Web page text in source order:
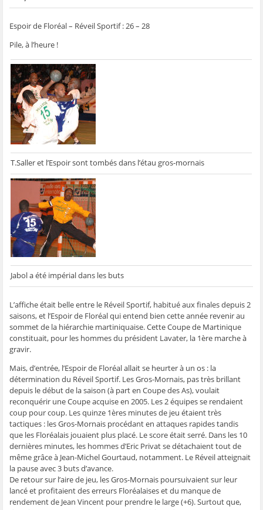
Espoir de Floréal – Réveil Sportif : 26 – 28
Pile, à l’heure !
T.Saller et l’Espoir sont tombés dans l’étau gros-mornais
Jabol a été impérial dans les buts
L’affiche était belle entre le Réveil Sportif, habitué aux finales depuis 2
saisons, et l’Espoir de Floréal qui entend bien cette année revenir au
sommet de la hiérarchie martiniquaise. Cette Coupe de Martinique
constituait, pour les hommes du président Lavater, la 1ère marche à
gravir.
Mais, d’entrée, l’Espoir de Floréal allait se heurter à un os : la
détermination du Réveil Sportif. Les Gros-Mornais, pas très brillant
depuis le début de la saison (à part en Coupe des As), voulait
reconquérir une Coupe acquise en 2005. Les 2 équipes se rendaient
coup pour coup. Les quinze 1ères minutes de jeu étaient très
tactiques : les Gros-Mornais procédant en attaques rapides tandis
que les Floréalais jouaient plus placé. Le score était serré. Dans les 10
dernières minutes, les hommes d’Eric Privat se détachaient tout de
même grâce à Jean-Michel Gourtaud, notamment. Le Réveil atteignait
la pause avec 3 buts d’avance.
De retour sur l’aire de jeu, les Gros-Mornais poursuivaient sur leur
lancé et profitaient des erreurs Floréalaises et du manque de
rendement de Jean Vincent pour prendre le large (+6). Surtout que,